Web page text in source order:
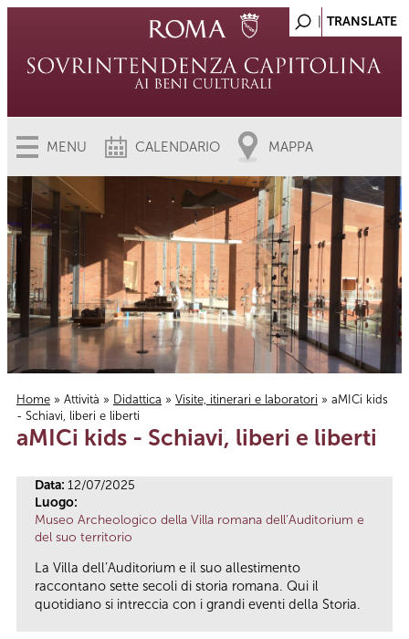
MENU CALENDARIO MAPPA
Tu sei qui
Home » Attività » Didattica » Visite, itinerari e laboratori » aMICi kids
- Schiavi, liberi e liberti
aMICi kids - Schiavi, liberi e liberti
Data: 12/07/2025
Luogo:
Museo Archeologico della Villa romana dell’Auditorium e
del suo territorio
La Villa dell’Auditorium e il suo allestimento
raccontano sette secoli di storia romana. Qui il
quotidiano si intreccia con i grandi eventi della Storia.